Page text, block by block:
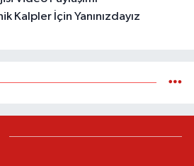
Kalpler İçin Yanınızdayız